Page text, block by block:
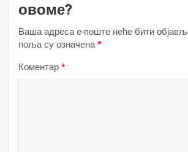
овоме?
Ваша адреса е-поште неће бити
поља су означена*
Коментар *